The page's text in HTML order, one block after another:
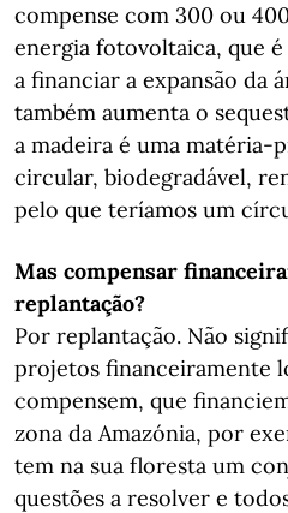
compense com 300 ou
energia fotovoltaica, que
a financiar a expansão da
também aumenta o
a madeira é uma matéria-
circular, biodegradável,
pelo que teríamos um
Mas compensar
replantação?
Por replantação. Não
projetos financeiramente
compensem, que
zona da Amazónia, por
tem na sua floresta um
questões a resolver e